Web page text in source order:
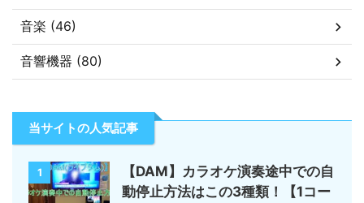
音楽 (46)
音響機器 (80)
当サイトの人気記事
1
【DAM】カラオケ演奏途中での自
動停止方法はこの3種類！【1コー